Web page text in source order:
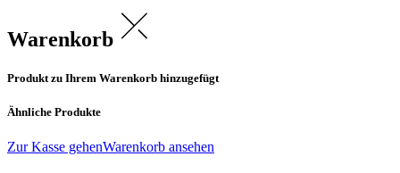
Warenkorb
Produkt zu Ihrem Warenkorb hinzugefügt
Ähnliche Produkte
Zur Kasse gehenWarenkorb ansehen